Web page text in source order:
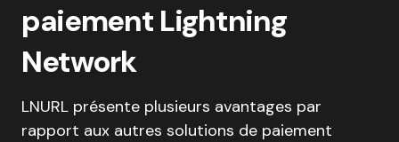
paiement Lightning
Network
LNURL présente plusieurs avantages par
rapport aux autres solutions de paiement